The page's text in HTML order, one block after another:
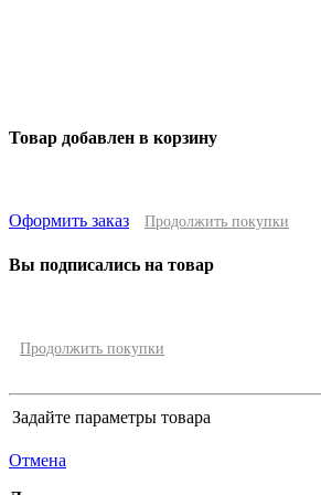
Товар добавлен в корзину
Оформить заказ Продолжить покупки
Вы подписались на товар
Продолжить покупки
Задайте параметры товара
Отмена